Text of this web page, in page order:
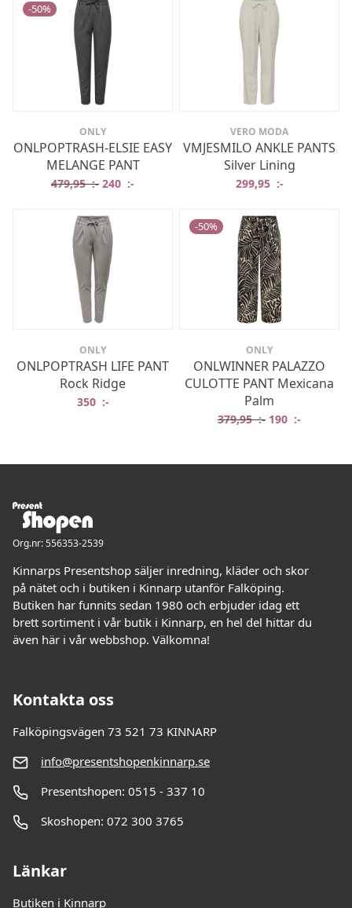
-50%
ONLY
ONLPOPTRASH-ELSIE EASY
MELANGE PANT
479,95:- Det ursprungliga priset var: 479,95 :-.
240 :- Det nuvarande priset är: 240 :-.
VERO MODA
VMJESMILO ANKLE PANTS
Silver Lining
299,95 :-
ONLY
ONLPOPTRASH LIFE PANT
Rock Ridge
350 :-
-50%
ONLY
ONLWINNER PALAZZO
CULOTTE PANT Mexicana
Palm
379,95:- Det
190 :-
Org.nr: 556353-2539
Kinnarps Presentshop säljer inredning, kläder och skor
på nätet och i butiken i Kinnarp utanför Falköping.
Butiken har funnits sedan 1980 och erbjuder idag ett
brett sortiment i vår butik i Kinnarp, en hel del hittar du
även här i vår webbshop. Välkomna!
Kontakta oss
Falköpingsvägen 73 521 73 KINNARP
info@presentshopenkinnarp.se
Presentshopen: 0515 - 337 10
Skoshopen: 072 300 3765
Länkar
Butiken i Kinnarp